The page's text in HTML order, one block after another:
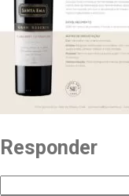
Responder